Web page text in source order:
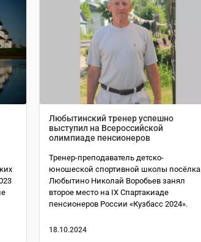
Любытинский тренер успешно
выступил на Всероссийской
олимпиаде пенсионеров
Тренер-преподаватель детско-
юношеской спортивной школы посёлка
Любытино Николай Воробьев занял
второе место на IX Спартакиаде
пенсионеров России «Кузбасс 2024».
18.10.2024